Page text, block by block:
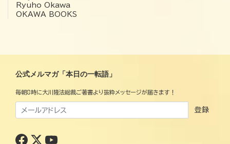
Ryuho Okawa
OKAWA BOOKS
公式メルマガ「本日の一転語」
毎朝8時に大川隆法総裁ご著書より抜粋メッセージが届きます！
登録